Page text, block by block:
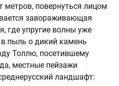
метров, повернуться лицом
завораживающая
где упругие волны уже
пыль о дикий камень
Толлю, посетившему
местные пейзажи
ландшафт: